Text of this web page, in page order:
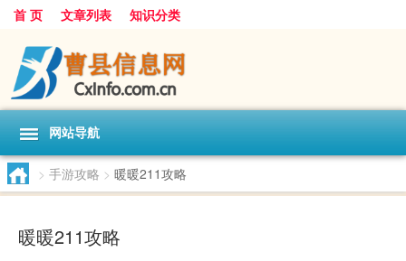
首 页 文章列表 知识分类
网站导航
> 手游攻略 > 暖暖211攻略
暖暖211攻略